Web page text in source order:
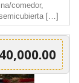
comedor,
[…]